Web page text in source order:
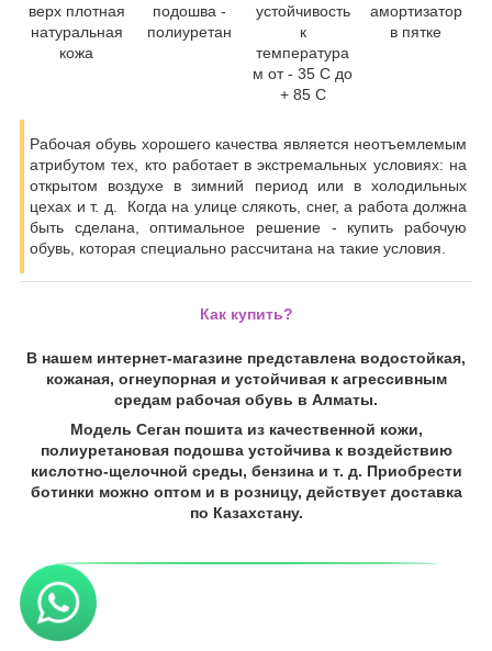
верх плотная
натуральная
кожа
подошва -
полиуретан
устойчивость
к
температура
м от - 35 С до
+ 85 С
амортизатор
в пятке
Рабочая обувь хорошего качества является неотъемлемым
атрибутом тех, кто работает в экстремальных условиях: на
открытом воздухе в зимний период или в холодильных
цехах и т. д. Когда на улице слякоть, снег, а работа должна
быть сделана, оптимальное решение - купить рабочую
обувь, которая специально рассчитана на такие условия.
Как купить?
В нашем интернет-магазине представлена водостойкая,
кожаная, огнеупорная и устойчивая к агрессивным
средам рабочая обувь в Алматы.
Модель Сеган пошита из качественной кожи,
полиуретановая подошва устойчива к воздействию
кислотно-щелочной среды, бензина и т. д. Приобрести
ботинки можно оптом и в розницу, действует доставка
по Казахстану.